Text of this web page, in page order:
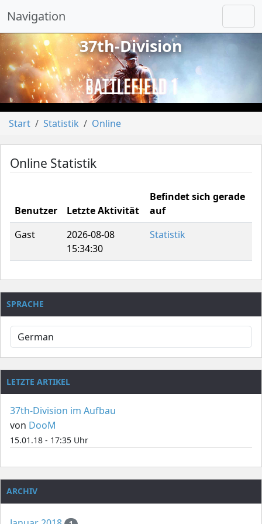
Navigation
vorheriges
37th-Division
Start Statistik Online
Online Statistik
Benutzer Letzte Aktivität
Befindet sich gerade
auf
Gast
2026-08-08
15:34:30
Statistik
SPRACHE
LETZTE ARTIKEL
37th-Division im Aufbau
von DooM
15.01.18 - 17:35 Uhr
ARCHIV